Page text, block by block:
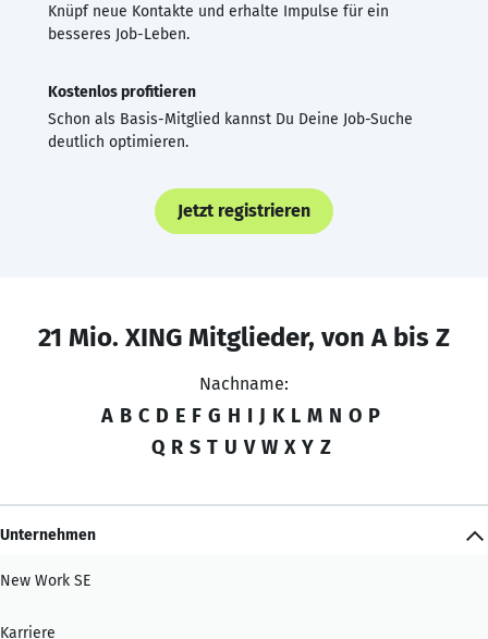
Knüpf neue Kontakte und erhalte Impulse für ein
besseres Job-Leben.
Kostenlos profitieren
Schon als Basis-Mitglied kannst Du Deine Job-Suche
deutlich optimieren.
Jetzt registrieren
21 Mio. XING Mitglieder, von A bis Z
Nachname:
A B C D E F G H I J K L M N O P
Q R S T U V W X Y Z
Unternehmen
New Work SE
Karriere